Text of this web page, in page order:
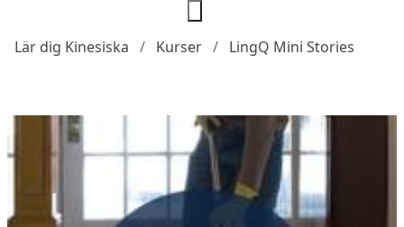
Lär dig Kinesiska Kurser LingQ Mini Stories